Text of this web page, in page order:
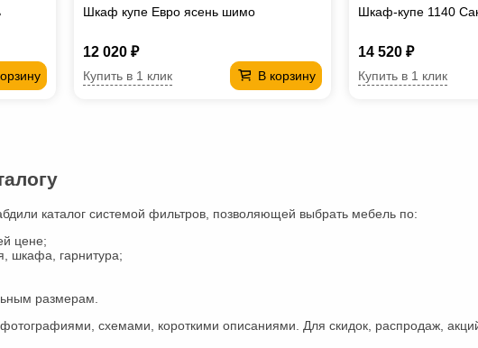
Шкаф купе Евро ясень шимо
12 020 ₽
В корзину
Купить в 1 клик
Шкаф-купе 1140
14 520 ₽
Купить в 1 клик
каталог системой фильтров, позволяющей выбрать мебель по:
цене;
шкафа, гарнитура;
размерам.
схемами, короткими описаниями. Для скидок, распродаж,